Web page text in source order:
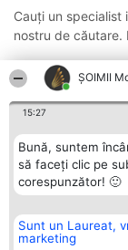
ȘOIMII
15:27
Bună, suntem
să faceți clic pe
corespunzător! 🙂
Sunt un Laureat,
marketing
Cauți un specialist
nostru de căutare.
Organizator Ranking
BRIGHT SOLUTIONS BR